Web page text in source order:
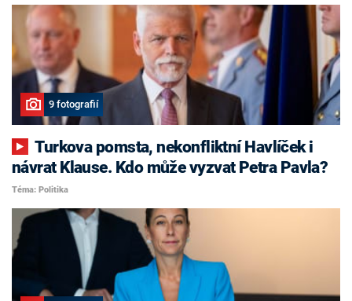
9 fotografií
Turkova pomsta, nekonfliktní Havlíček i
návrat Klause. Kdo může vyzvat Petra Pavla?
Téma: Politika